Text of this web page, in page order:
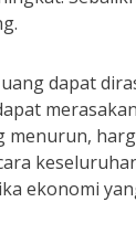
dapat
ekonomi